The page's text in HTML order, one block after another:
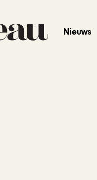
Nieuws